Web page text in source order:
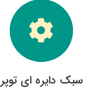
سبک دایره ای توپر